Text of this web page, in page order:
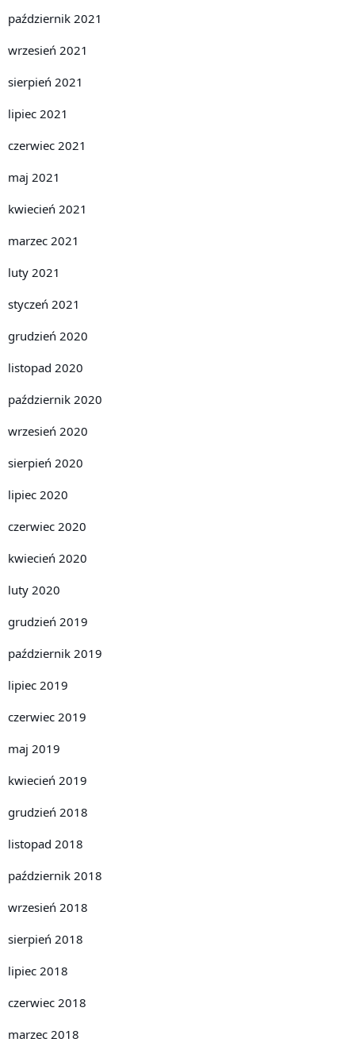
październik 2021
wrzesień 2021
sierpień 2021
lipiec 2021
czerwiec 2021
maj 2021
kwiecień 2021
marzec 2021
luty 2021
styczeń 2021
grudzień 2020
listopad 2020
październik 2020
wrzesień 2020
sierpień 2020
lipiec 2020
czerwiec 2020
kwiecień 2020
luty 2020
grudzień 2019
październik 2019
lipiec 2019
czerwiec 2019
maj 2019
kwiecień 2019
grudzień 2018
listopad 2018
październik 2018
wrzesień 2018
sierpień 2018
lipiec 2018
czerwiec 2018
marzec 2018